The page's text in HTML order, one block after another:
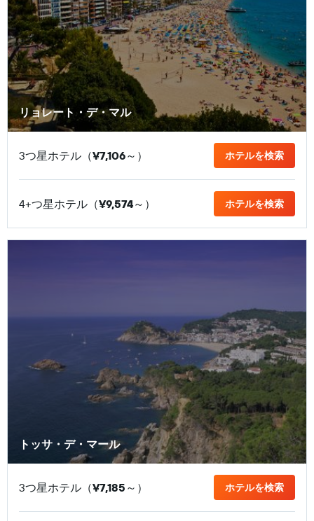
リョレート・デ・マル
3つ星ホテル（¥7,106​～） ホテルを検索
4+つ星ホテル（¥9,574​～） ホテルを検索
トッサ・デ・マール
3つ星ホテル（¥7,185 ​～） ホテルを検索